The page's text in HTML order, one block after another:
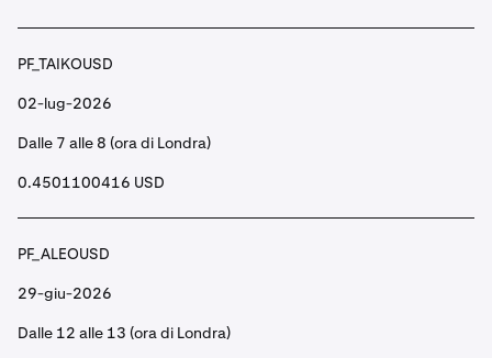
PF_TAIKOUSD
02-lug-2026
Dalle 7 alle 8 (ora di Londra)
0.4501100416 USD
PF_ALEOUSD
29-giu-2026
Dalle 12 alle 13 (ora di Londra)